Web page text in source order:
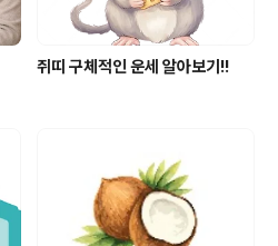
쥐띠 구체적인 운세 알아보기!!